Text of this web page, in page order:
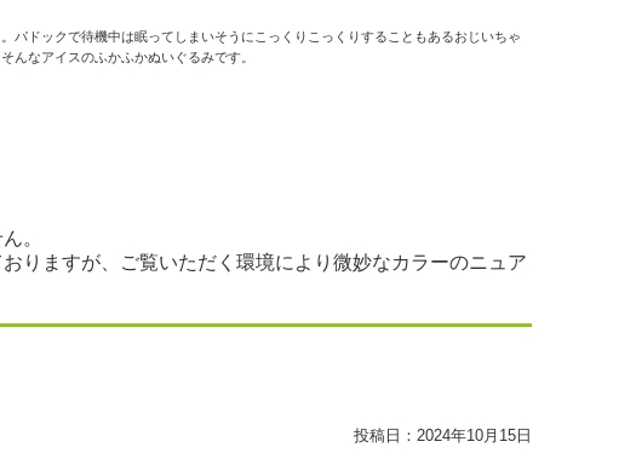
パドックで待機中は眠ってしまいそうにこっくりこっくりすることもあるおじいちゃ
んなアイスのふかふかぬいぐるみです。
。
りますが、ご覧いただく環境により微妙なカラーのニュア
投稿日： 2024年10月15日